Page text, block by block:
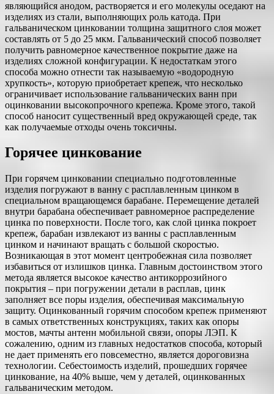
являющийся анодом, растворяется и его молекулы оседают на
изделиях из стали, выполняющих роль катода. При
гальваническом цинковании толщина защитного слоя может
составлять от 5 до 25 мкм. Гальванический способ позволяет
получить равномерное качественное покрытие даже на
изделиях сложной конфигурации. К недостаткам этого
способа можно отнести так называемую «водородную
хрупкость», которую приобретает крепеж, что несколько
ограничивает использование гальванических ванн при
оцинковании высокопрочного крепежа. Кроме этого, такой
способ наносит существенный вред окружающей среде, так
как получаемые отходы очень токсичны.
Горячее цинкование
При горячем цинковании специально подготовленные
изделия погружают в ванну с расплавленным цинком в
специальном вращающемся барабане. Перемещение деталей
внутри барабана обеспечивает равномерное распределение
цинка по поверхности. После того, как слой цинка покроет
крепеж, барабан извлекают из ванны с расплавленным
цинком и начинают вращать с большой скоростью.
Возникающая в этот момент центробежная сила позволяет
избавиться от излишков цинка. Главным достоинством этого
метода является высокое качество антикоррозийного
покрытия – при погружении детали в расплав, цинк
заполняет все поры изделия, обеспечивая максимальную
защиту. Оцинкованный горячим способом крепеж применяют
в самых ответственных конструкциях, таких как опоры
мостов, мачты антенн мобильной связи, опоры ЛЭП. К
сожалению, одним из главных недостатков способа, который
не дает применять его повсеместно, является дороговизна
технологии. Себестоимость изделий, прошедших горячее
цинкование, на 40% выше, чем у деталей, оцинкованных
гальваническим методом.